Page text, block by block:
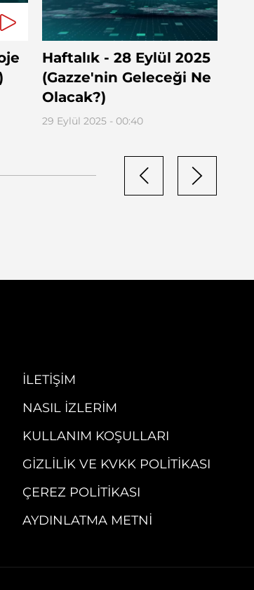
Haftalık - 28 Eylül 2025
(Gazze'nin Geleceği Ne
Olacak?)
29 Eylül 2025 - 00:40
İLETIŞIM
NASIL İZLERIM
KULLANIM KOŞULLARI
GIZLILIK VE KVKK POLITIKASI
ÇEREZ POLITIKASI
AYDINLATMA METNI